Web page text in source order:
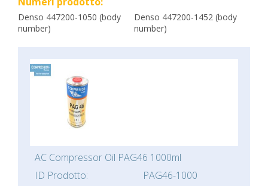
Denso 447200-1050 (body
number)
Denso 447200-1452 (body
number)
AC Compressor Oil PAG46 1000ml
ID Prodotto:
PAG46-1000